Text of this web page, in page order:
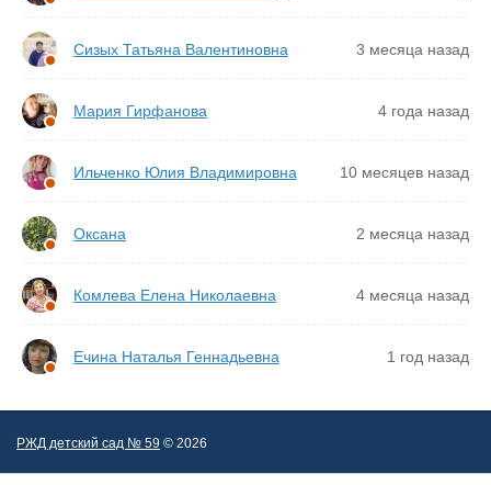
Сизых Татьяна Валентиновна 3 месяца назад
Мария Гирфанова 4 года назад
Ильченко Юлия Владимировна 10 месяцев назад
Оксана 2 месяца назад
Комлева Елена Николаевна 4 месяца назад
Ечина Наталья Геннадьевна 1 год назад
РЖД детский сад № 59 © 2026